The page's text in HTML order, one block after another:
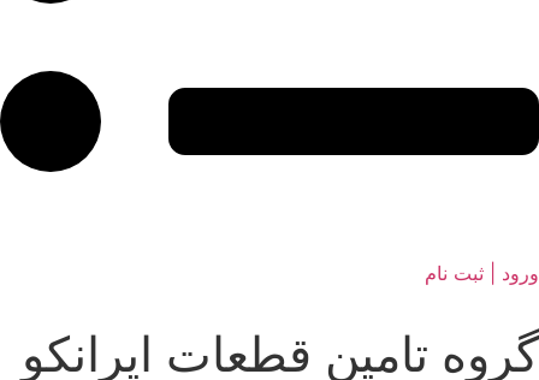
ورود | ثبت نام
گروه تامین قطعات ایرانکو